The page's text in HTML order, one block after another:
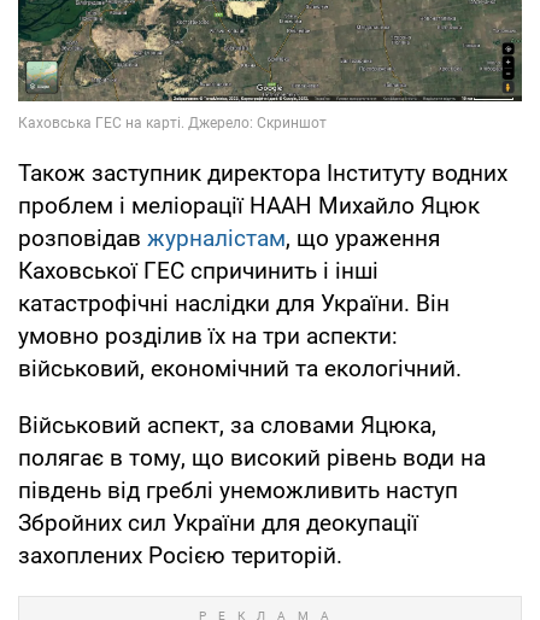
Також заступник директора Інституту водних
проблем і меліорації НААН Михайло Яцюк
розповідав журналістам, що ураження
Каховської ГЕС спричинить і інші
катастрофічні наслідки для України. Він
умовно розділив їх на три аспекти:
військовий, економічний та екологічний.
Військовий аспект, за словами Яцюка,
полягає в тому, що високий рівень води на
південь від греблі унеможливить наступ
Збройних сил України для деокупації
захоплених Росією територій.